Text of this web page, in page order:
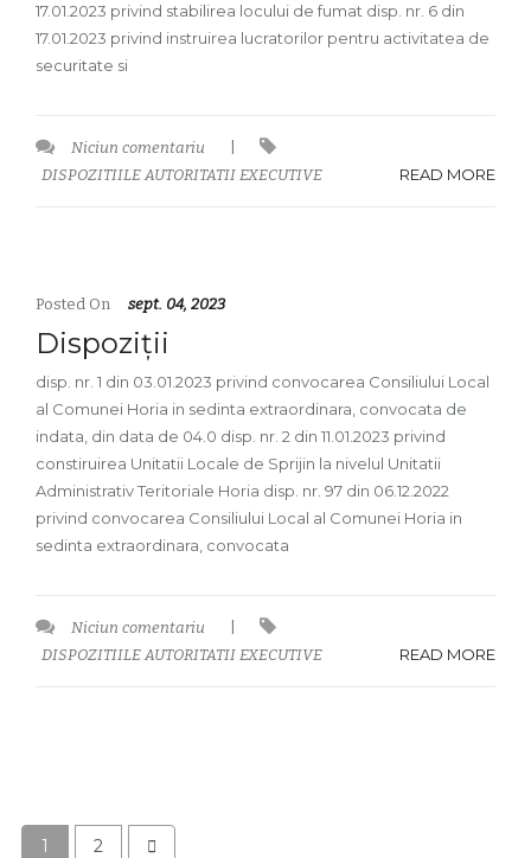
17.01.2023 privind stabilirea locului de fumat disp. nr. 6 din
17.01.2023 privind instruirea lucratorilor pentru activitatea de
securitate si
Niciun comentariu
DISPOZITIILE AUTORITATII EXECUTIVE
READ MORE
Posted On sept. 04, 2023
Dispoziții
disp. nr. 1 din 03.01.2023 privind convocarea Consiliului Local
al Comunei Horia in sedinta extraordinara, convocata de
indata, din data de 04.0 disp. nr. 2 din 11.01.2023 privind
constiruirea Unitatii Locale de Sprijin la nivelul Unitatii
Administrativ Teritoriale Horia disp. nr. 97 din 06.12.2022
privind convocarea Consiliului Local al Comunei Horia in
sedinta extraordinara, convocata
Niciun comentariu
DISPOZITIILE AUTORITATII EXECUTIVE
READ MORE
1 2